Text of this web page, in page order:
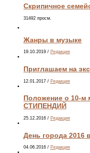
Скрипичное
31492 просм.
Жанры в музыке
19.10.2019 / Редакция
Приглашаем на
12.01.2017 / Редакция
Положение о 10-м
СТИПЕНДИЙ
25.12.2016 / Редакция
День города 2016
04.06.2016 / Редакция